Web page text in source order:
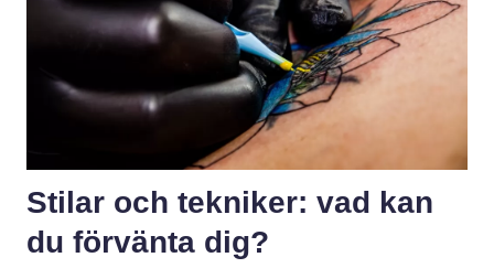
Stilar och tekniker: vad kan
du förvänta dig?